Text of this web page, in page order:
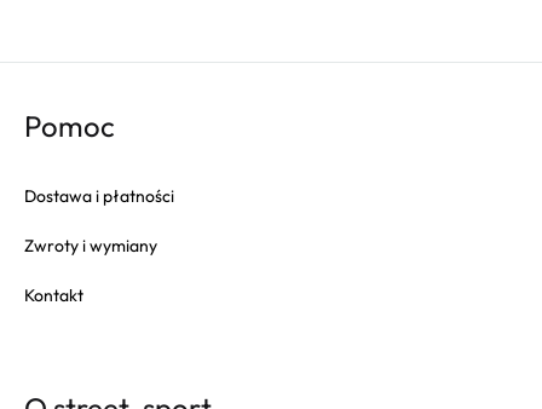
Converse
Crocs
Eastpak
Fila
Fitflop
Goorin Bros
Pomoc
Dostawa i płatności
Zwroty i wymiany
Kontakt